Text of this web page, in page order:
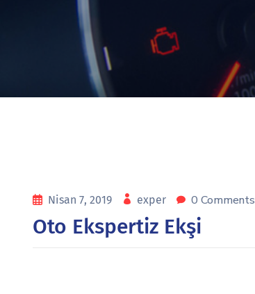
Nisan 7, 2019 exper 0 Comments
Oto Ekspertiz Ekşi